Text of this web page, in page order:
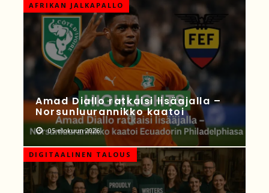
AFRIKAN JALKAPALLO
Amad Diallo ratkaisi lisäajalla –
Norsunluurannikko kaatoi
05 elokuun 2026
DIGITAALINEN TALOUS